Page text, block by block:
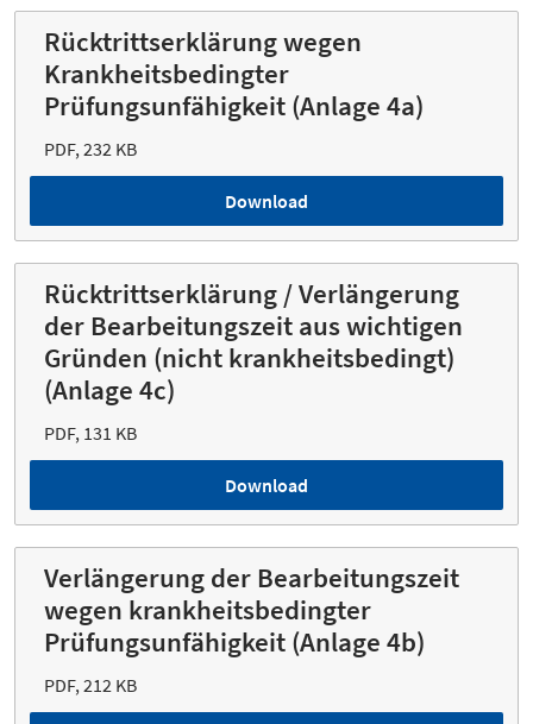
Rücktrittserklärung wegen
Krankheitsbedingter
Prüfungsunfähigkeit (Anlage 4a)
PDF, 232 KB
Download
Rücktrittserklärung / Verlängerung
der Bearbeitungszeit aus wichtigen
Gründen (nicht krankheitsbedingt)
(Anlage 4c)
PDF, 131 KB
Download
Verlängerung der Bearbeitungszeit
wegen krankheitsbedingter
Prüfungsunfähigkeit (Anlage 4b)
PDF, 212 KB